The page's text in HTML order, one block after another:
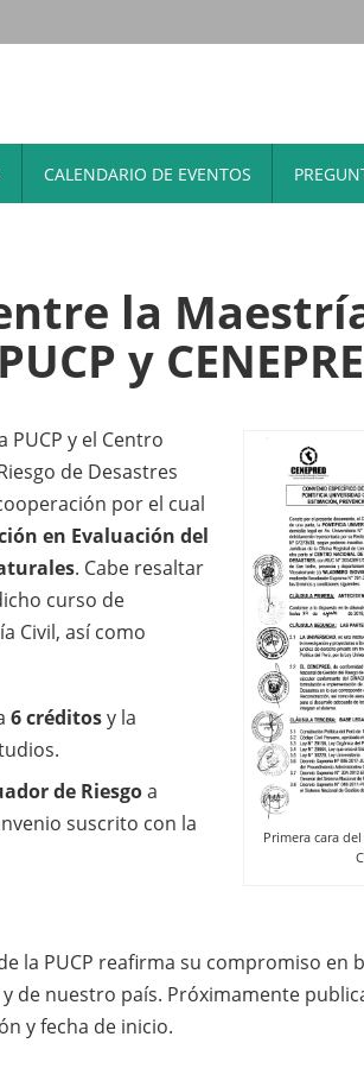
CALENDARIO DE EVENTOS
la
y
Primera cara
PUCP y el Centro
de Desastres
por el cual
en Evaluación del
. Cabe resaltar
curso de
Civil, así como
6 créditosy la
de Riesgoa
suscrito con la
la PUCP reafirma su compromiso en
de nuestro país. Próximamente
y fecha de inicio.